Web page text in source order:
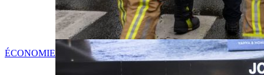
ÉCONOMIE